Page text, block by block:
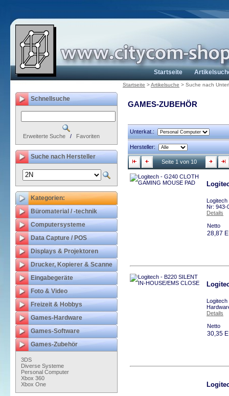
Startseite
Startseite >Artikelsuche > Suche nach
GAMES-ZUBEHÖR
Unterkat.:
Hersteller:
Seite 1 von 10
Logitech
Nr: 943-
Details
Netto
28,87
Logitech
Details
Netto
30,35
Schnellsuche
Erweiterte Suche / Favoriten
Suche nach Hersteller
Kategorien:
Büromaterial / -technik
Computersysteme
Data Capture / POS
Displays & Projektoren
Drucker, Kopierer & Scanne
Eingabegeräte
Foto & Video
Freizeit & Hobbys
Games-Hardware
Games-Software
Games-Zubehör
3DS
Diverse Systeme
Personal Computer
Xbox 360
Xbox One